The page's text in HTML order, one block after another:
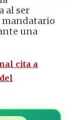
al ser
mandatario
una
cita a